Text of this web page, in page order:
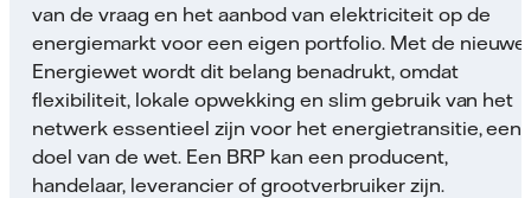
van de vraag en het aanbod van elektriciteit op de
energiemarkt voor een eigen portfolio. Met de nieuwe
Energiewet wordt dit belang benadrukt, omdat
flexibiliteit, lokale opwekking en slim gebruik van het
netwerk essentieel zijn voor het energietransitie, een
doel van de wet. Een BRP kan een producent,
handelaar, leverancier of grootverbruiker zijn.